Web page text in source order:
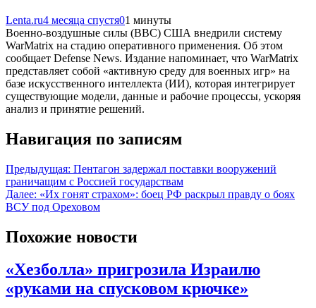
Lenta.ru4 месяца спустя01 минуты
Военно-воздушные силы (ВВС) США внедрили систему
WarMatrix на стадию оперативного применения. Об этом
сообщает Defense News. Издание напоминает, что WarMatrix
представляет собой «активную среду для военных игр» на
базе искусственного интеллекта (ИИ), которая интегрирует
существующие модели, данные и рабочие процессы, ускоряя
анализ и принятие решений.
Навигация по записям
Предыдущая: Пентагон задержал поставки вооружений
граничащим с Россией государствам
Далее: «Их гонят страхом»: боец РФ раскрыл правду о боях
ВСУ под Ореховом
Похожие новости
«Хезболла» пригрозила Израилю
«руками на спусковом крючке»